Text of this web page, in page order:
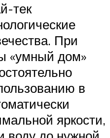
тек
При
«умный дом»
в
яркости,